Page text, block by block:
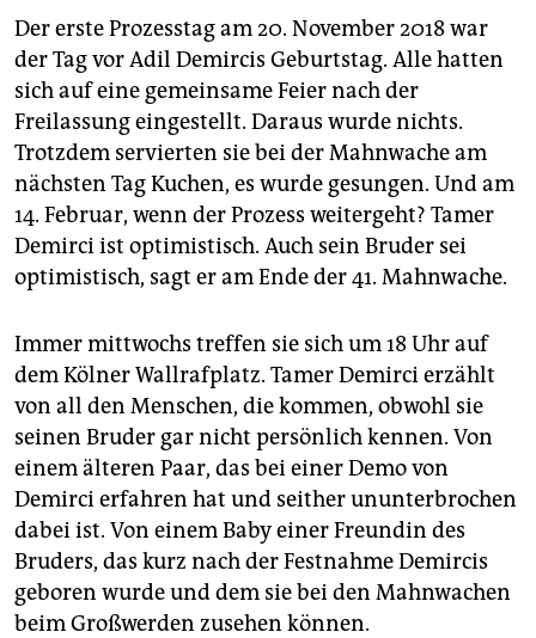
Der erste Prozesstag am 20. November 2018 war
der Tag vor Adil Demircis Geburtstag. Alle hatten
sich auf eine gemeinsame Feier nach der
Freilassung eingestellt. Daraus wurde nichts.
Trotzdem servierten sie bei der Mahnwache am
nächsten Tag Kuchen, es wurde gesungen. Und am
14. Februar, wenn der Prozess weitergeht? Tamer
Demirci ist optimistisch. Auch sein Bruder sei
optimistisch, sagt er am Ende der 41. Mahnwache.
Immer mittwochs treffen sie sich um 18 Uhr auf
dem Kölner Wallrafplatz. Tamer Demirci erzählt
von all den Menschen, die kommen, obwohl sie
seinen Bruder gar nicht persönlich kennen. Von
einem älteren Paar, das bei einer Demo von
Demirci erfahren hat und seither ununterbrochen
dabei ist. Von einem Baby einer Freundin des
Bruders, das kurz nach der Festnahme Demircis
geboren wurde und dem sie bei den Mahnwachen
beim Großwerden zusehen können.